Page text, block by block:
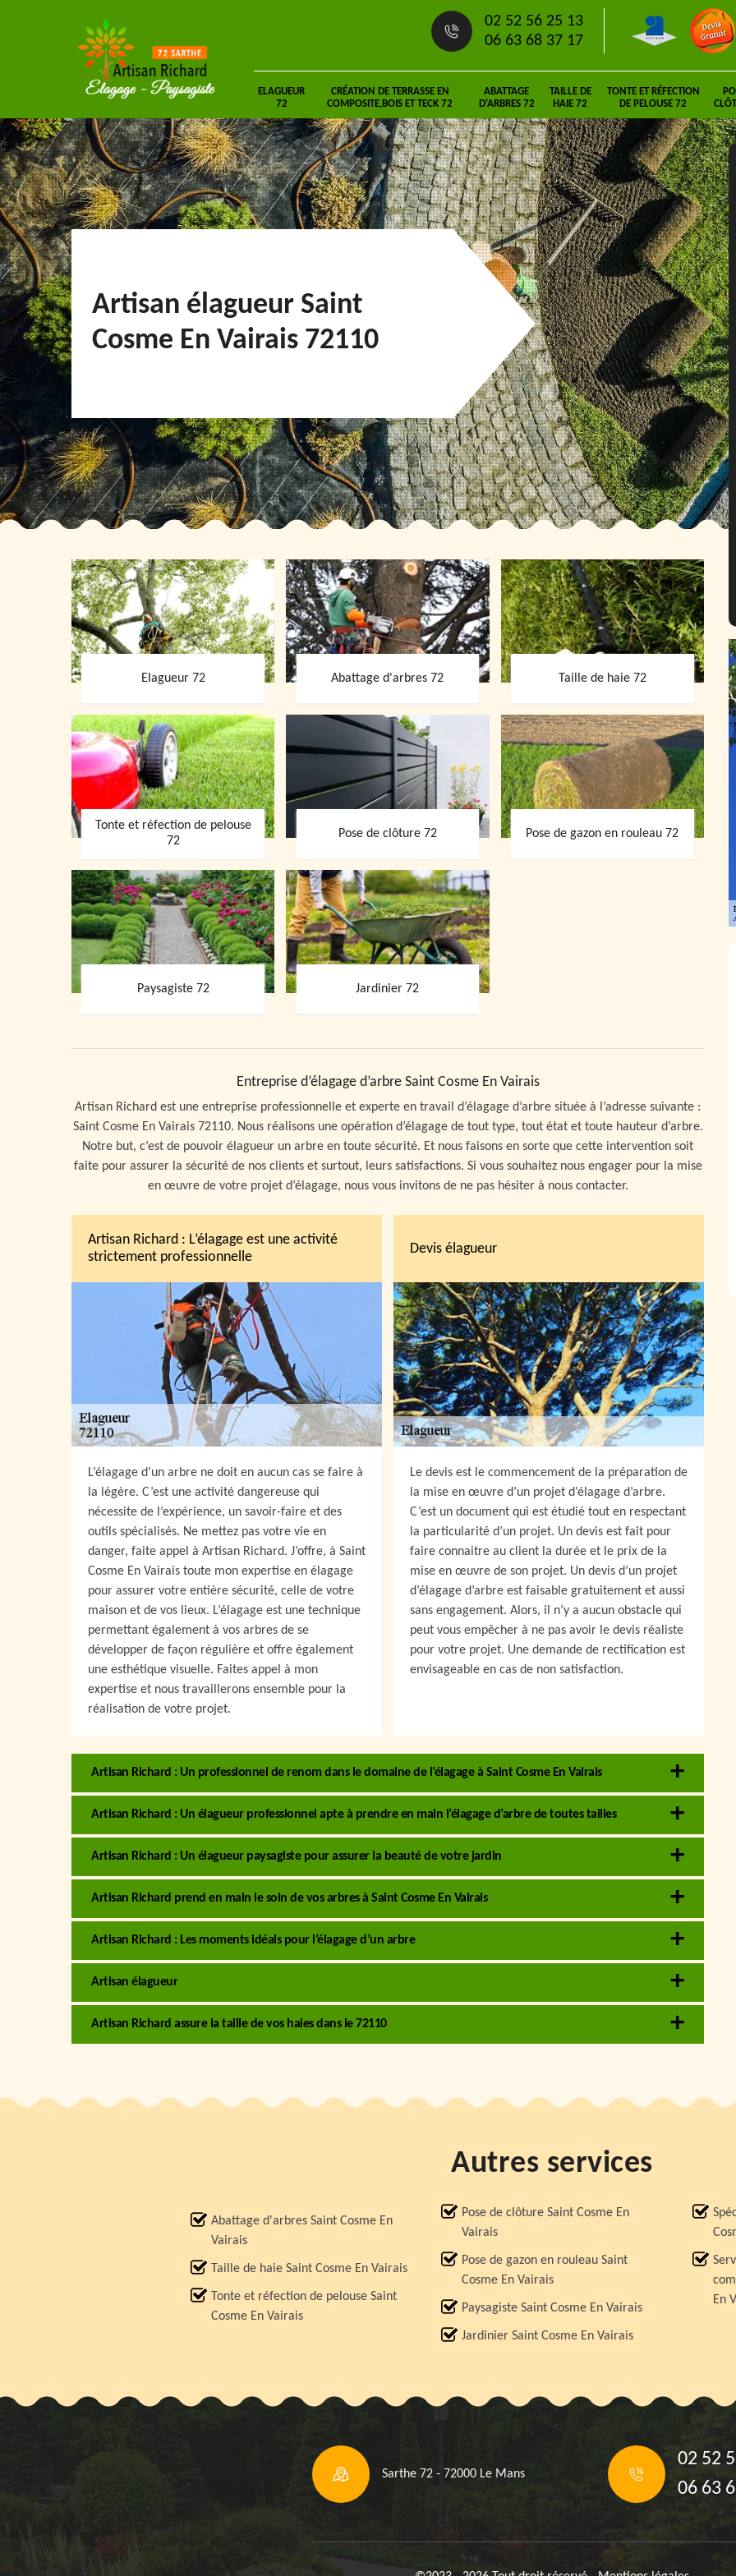
02 52 56 25 13
06 63 68 37 17
ELAGUEUR
72
CRÉATION DE TERRASSE EN
COMPOSITE,BOIS ET TECK 72
ABATTAGE
D'ARBRES 72
TAILLE DE
HAIE 72
TONTE ET RÉFECTION
DE PELOUSE 72
Artisan élagueur Saint
Cosme En Vairais 72110
Elagueur 72 Abattage d'arbres 72 Taille de haie 72
Tonte et réfection de pelouse
72
Pose de clôture 72 Pose de gazon en rouleau 72
Paysagiste 72 Jardinier 72
Entreprise d’élagage d’arbre Saint Cosme En Vairais
Artisan Richard est une entreprise professionnelle et experte en travail d’élagage d’arbre située à l’adresse suivante :
Saint Cosme En Vairais 72110. Nous réalisons une opération d’élagage de tout type, tout état et toute hauteur d’arbre.
Notre but, c’est de pouvoir élagueur un arbre en toute sécurité. Et nous faisons en sorte que cette intervention soit
faite pour assurer la sécurité de nos clients et surtout, leurs satisfactions. Si vous souhaitez nous engager pour la mise
en œuvre de votre projet d’élagage, nous vous invitons de ne pas hésiter à nous contacter.
Artisan Richard : L’élagage est une activité
strictement professionnelle
L’élagage d’un arbre ne doit en aucun cas se faire à
la légère. C’est une activité dangereuse qui
nécessite de l’expérience, un savoir-faire et des
outils spécialisés. Ne mettez pas votre vie en
danger, faite appel à Artisan Richard. J’offre, à Saint
Cosme En Vairais toute mon expertise en élagage
pour assurer votre entière sécurité, celle de votre
maison et de vos lieux. L’élagage est une technique
permettant également à vos arbres de se
développer de façon régulière et offre également
une esthétique visuelle. Faites appel à mon
expertise et nous travaillerons ensemble pour la
réalisation de votre projet.
Devis élagueur
Le devis est le commencement de la préparation de
la mise en œuvre d’un projet d’élagage d’arbre.
C’est un document qui est étudié tout en respectant
la particularité d’un projet. Un devis est fait pour
faire connaitre au client la durée et le prix de la
mise en œuvre de son projet. Un devis d’un projet
d’élagage d’arbre est faisable gratuitement et aussi
sans engagement. Alors, il n’y a aucun obstacle qui
peut vous empêcher à ne pas avoir le devis réaliste
pour votre projet. Une demande de rectification est
envisageable en cas de non satisfaction.
Artisan Richard : Un professionnel de renom dans le domaine de l’élagage à Saint Cosme En Vairais
Artisan Richard : Un élagueur professionnel apte à prendre en main l’élagage d’arbre de toutes tailles
Artisan Richard : Un élagueur paysagiste pour assurer la beauté de votre jardin
Artisan Richard prend en main le soin de vos arbres à Saint Cosme En Vairais
Artisan Richard : Les moments idéals pour l’élagage d’un arbre
Artisan élagueur
Artisan Richard assure la taille de vos haies dans le 72110
Autres services
Abattage d'arbres Saint Cosme En
Vairais
Taille de haie Saint Cosme En Vairais
Tonte et réfection de pelouse Saint
Cosme En Vairais
Pose de clôture Saint Cosme En
Vairais
Pose de gazon en rouleau Saint
Cosme En Vairais
Paysagiste Saint Cosme En Vairais
Jardinier Saint Cosme En Vairais
En
Sarthe 72 - 72000 Le Mans
02 52
06 63